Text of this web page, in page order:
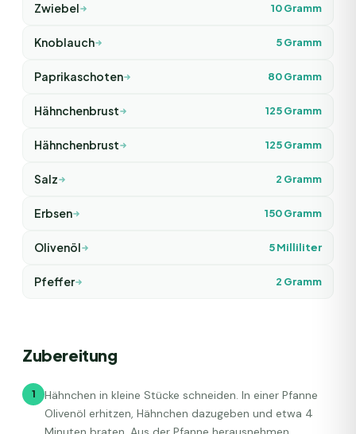
Zwiebel 10Gramm
Knoblauch 5Gramm
Paprikaschoten 80Gramm
Hähnchenbrust 125Gramm
Hähnchenbrust 125Gramm
Salz 2 Gramm
Erbsen 150Gramm
Olivenöl 5Milliliter
Pfeffer 2 Gramm
Zubereitung
1
Hähnchen in kleine Stücke schneiden. In einer Pfanne
Olivenöl erhitzen, Hähnchen dazugeben und etwa 4